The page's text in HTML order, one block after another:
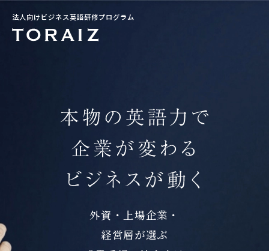
法人向けビジネス英語研修プログラム
外資・上場企業・
経営層が選ぶ